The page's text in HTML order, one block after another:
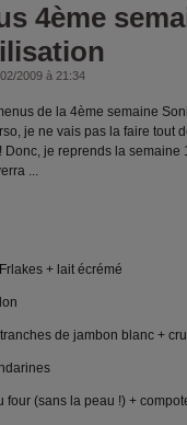
4ème
2009 à 21:34
de la 4ème semaine
je ne vais pas la faire tout
Donc, je reprends la semaine
...
+ lait écrémé
de jambon blanc +
four (sans la peau !) +